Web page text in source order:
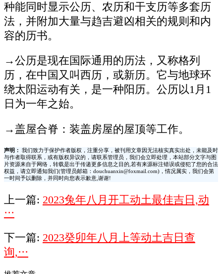
种能同时显示公历、农历和干支历等多套历
法，并附加大量与趋吉避凶相关的规则和内
容的历书。
→公历是现在国际通用的历法，又称格列
历，在中国又叫西历，或新历。它与地球环
绕太阳运动有关，是一种阳历。公历以1月1
日为一年之始。
→盖屋合脊：装盖房屋的屋顶等工作。
声明：
我们致力于保护作者版权，注重分享，被刊用文章因无法核实真实出处，未能及时
与作者取得联系，或有版权异议的，请联系管理员，我们会立即处理，本站部分文字与图
片资源来自于网络，转载是出于传递更多信息之目的,若有来源标注错误或侵犯了您的合法
权益，请立即通知我们(管理员邮箱：douchuanxin@foxmail.com)，情况属实，我们会第
一时间予以删除，并同时向您表示歉意,谢谢!
上一篇: 2023兔年八月开工动土最佳吉日,动
···
下一篇: 2023癸卯年八月上等动土吉日查
询,···